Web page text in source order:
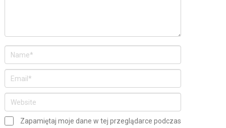
Zapamiętaj moje dane w tej przeglądarce podczas